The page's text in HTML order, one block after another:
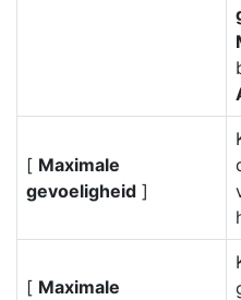
[ Maximale
gevoeligheid ]
[ Maximale